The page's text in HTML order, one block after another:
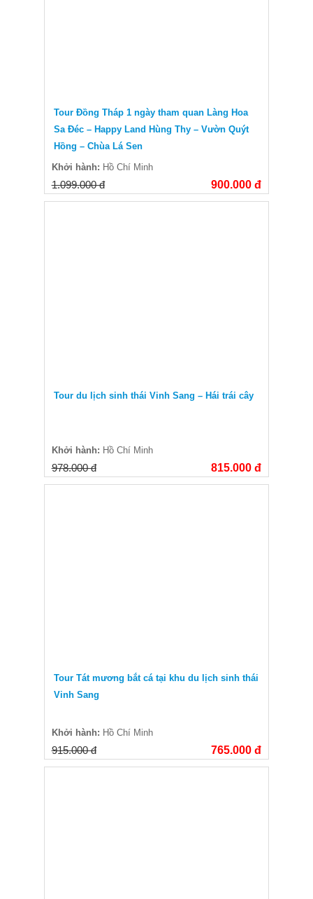
Tour Đồng Tháp 1 ngày tham quan Làng Hoa
Sa Đéc – Happy Land Hùng Thy – Vườn Quýt
Hồng – Chùa Lá Sen
Khởi hành: Hồ Chí Minh
1.099.000 đ 900.000 đ
Tour du lịch sinh thái Vinh Sang – Hái trái cây
Khởi hành: Hồ Chí Minh
978.000 đ 815.000 đ
Tour Tát mương bắt cá tại khu du lịch sinh thái
Vinh Sang
Khởi hành: Hồ Chí Minh
915.000 đ 765.000 đ